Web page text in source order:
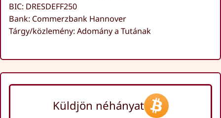
BIC: DRESDEFF250
Bank: Commerzbank Hannover
Tárgy/közlemény: Adomány a Tutának
Küldjön néhányat